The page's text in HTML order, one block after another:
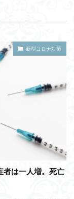
新型コロナ対策
者は一人増。死亡